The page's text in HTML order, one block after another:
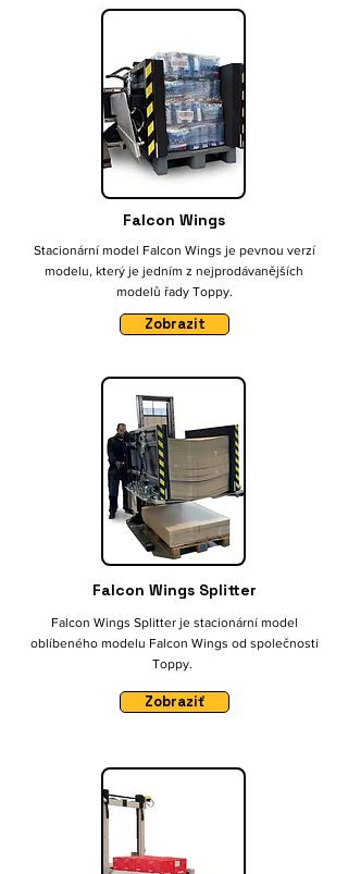
Falcon Wings
Stacionární model Falcon Wings je pevnou verzí
modelu, který je jedním z nejprodávanějších
modelů řady Toppy.
Zobrazit
Falcon Wings Splitter
Falcon Wings Splitter je stacionární model
oblíbeného modelu Falcon Wings od společnosti
Toppy.
Zobraziť